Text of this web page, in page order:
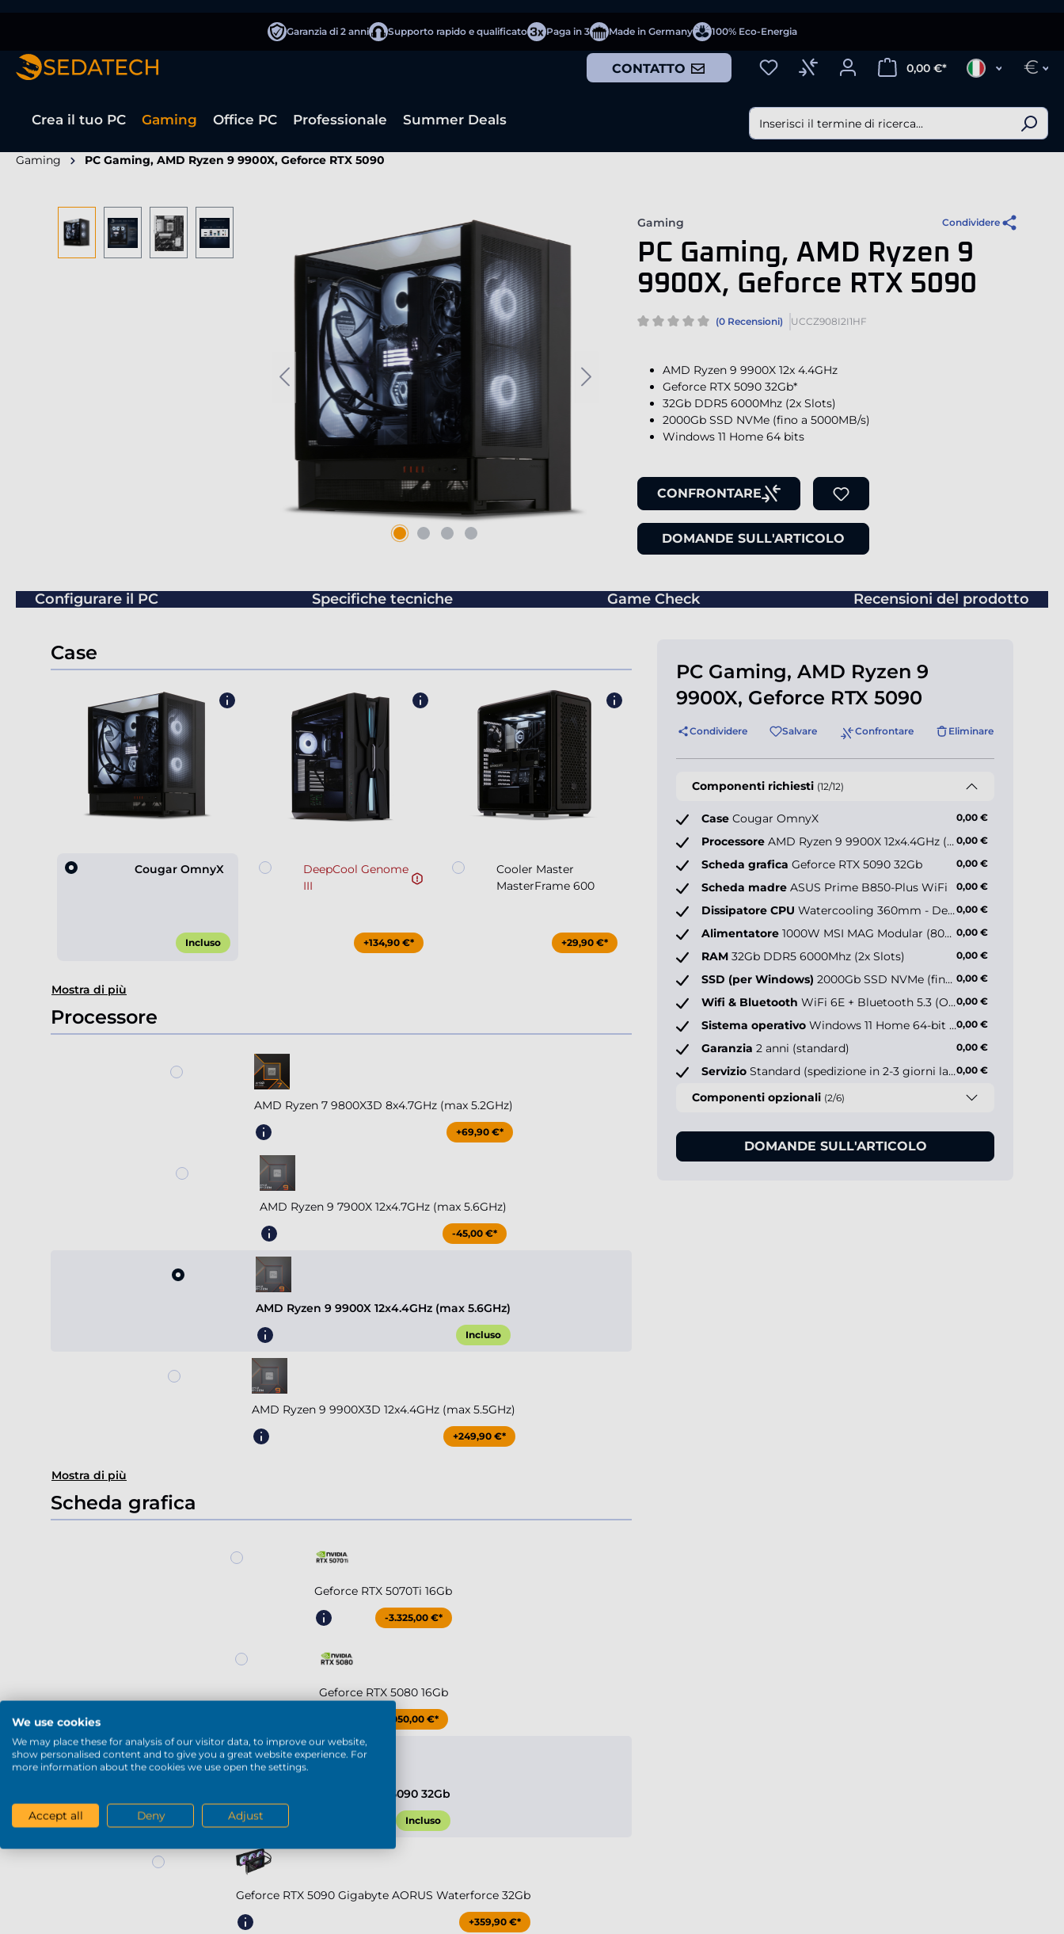
Garanzia di 2 anni Supporto rapido e qualificato Paga in 3 Made in Germany 100% Eco-Energia
CONTATTO 0,00 €* €
Crea il tuo PC Gaming Office PC Professionale Summer Deals
Gaming PC Gaming, AMD Ryzen 9 9900X, Geforce RTX 5090
Salta la galleria di immagini
Gaming Condividere
PC Gaming, AMD Ryzen 9
9900X, Geforce RTX 5090
(0 Recensioni) UCCZ908I2I1HF
AMD Ryzen 9 9900X 12x 4.4GHz
Geforce RTX 5090 32Gb*
32Gb DDR5 6000Mhz (2x Slots)
2000Gb SSD NVMe (fino a 5000MB/s)
Windows 11 Home 64 bits
CONFRONTARE
DOMANDE SULL'ARTICOLO
Configurare il PC Specifiche tecniche Game Check Recensioni del prodotto
Case
Cougar OmnyX
Incluso
DeepCool Genome
III
+134,90 €*
Cooler Master
MasterFrame 600
+29,90 €*
1
of
3
Mostra di più
Processore
AMD Ryzen 7 9800X3D 8x4.7GHz (max 5.2GHz)
+69,90 €*
AMD Ryzen 9 7900X 12x4.7GHz (max 5.6GHz)
-45,00 €*
AMD Ryzen 9 9900X 12x4.4GHz (max 5.6GHz)
Incluso
AMD Ryzen 9 9900X3D 12x4.4GHz (max 5.5GHz)
+249,90 €*
Mostra di più
Scheda grafica
Geforce RTX 5070Ti 16Gb
-3.325,00 €*
Geforce RTX 5080 16Gb
-3.050,00 €*
Geforce RTX 5090 32Gb
Incluso
Geforce RTX 5090 Gigabyte AORUS Waterforce 32Gb
+359,90 €*
PC Gaming, AMD Ryzen 9
9900X, Geforce RTX 5090
Condividere Salvare Confrontare Eliminare
Componenti richiesti (12/12)
Case Cougar OmnyX 0,00 €
Processore AMD Ryzen 9 9900X 12x4.4GHz (max 5.6GHz) 0,00 €
Scheda grafica Geforce RTX 5090 32Gb 0,00 €
Scheda madre ASUS Prime B850-Plus WiFi 0,00 €
Dissipatore CPU Watercooling 360mm - Deepcool LE360 V2 ARGB0,00 €
Alimentatore 1000W MSI MAG Modular (80+ Gold) 0,00 €
RAM 32Gb DDR5 6000Mhz (2x Slots) 0,00 €
SSD (per Windows) 2000Gb SSD NVMe (fino a 5000MB/s) 0,00 €
Wifi & Bluetooth WiFi 6E + Bluetooth 5.3 (Onboard)0,00 €
Sistema operativo Windows 11 Home 64-bit IT0,00 €
Garanzia 2 anni (standard) 0,00 €
Servizio Standard (spedizione in 2-3 giorni lavorativi)0,00 €
Componenti opzionali (2/6)
DOMANDE SULL'ARTICOLO
We use cookies
We may place these for analysis of our visitor data, to improve our website,
show personalised content and to give you a great website experience. For
more information about the cookies we use open the settings.
Accept all Deny Adjust